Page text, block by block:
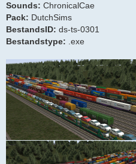
Sounds: ChronicalCae
Pack: DutchSims
BestandsID: ds-ts-0301
Bestandstype: .exe